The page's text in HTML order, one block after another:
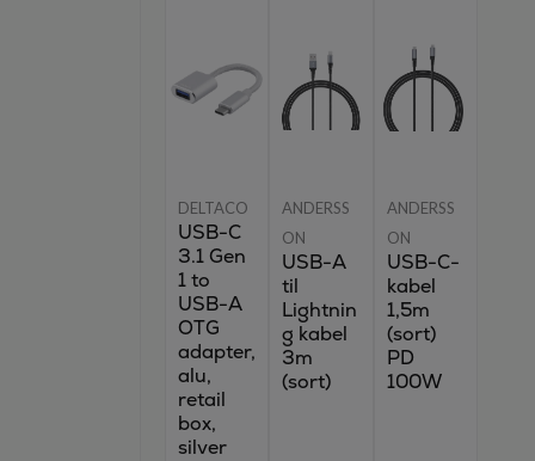
DELTACO
USB-C
3.1 Gen
1 to
USB-A
OTG
adapter,
alu,
retail
box,
silver
ANDERSS
ON
USB-A
til
Lightnin
g kabel
3m
(sort)
ANDERSS
ON
USB-C-
kabel
1,5m
(sort)
PD
100W